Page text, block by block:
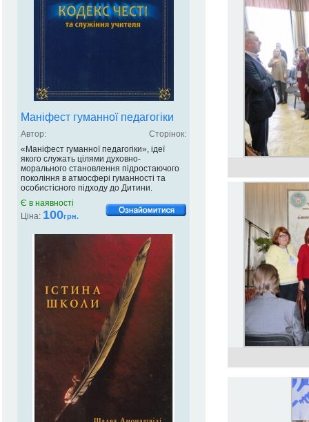
Маніфест гуманної педагогіки
Автор:
Сторінок:
«Маніфест гуманної педагогіки», ідеї
якого служать цілями духовно-
морального становлення підростаючого
покоління в атмосфері гуманності та
особистісного підходу до Дитини.
Є в наявності
Ціна: 100грн.